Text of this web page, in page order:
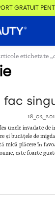
GRATUIT
etichetate
fac
unele invadate
și bucățele de
mică plăcere în
este foarte